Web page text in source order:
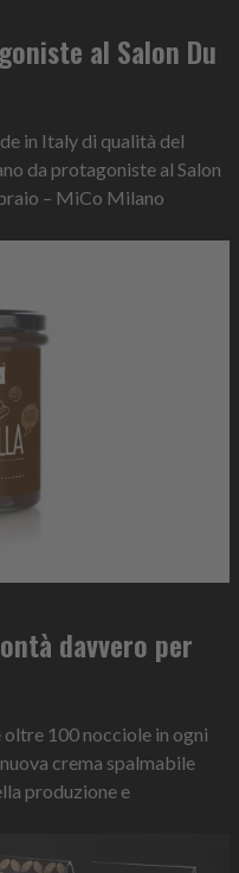
al Salon Du
in Italy di qualità del
da protagoniste al Salon
– MiCo Milano
davvero per
100 nocciole in ogni
crema spalmabile
produzione e